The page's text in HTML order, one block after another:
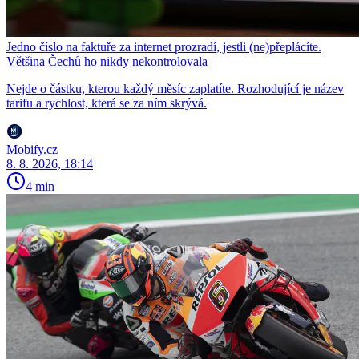
Jedno číslo na faktuře za internet prozradí, jestli (ne)přeplácíte.
Většina Čechů ho nikdy nekontrolovala
Nejde o částku, kterou každý měsíc zaplatíte. Rozhodující je název
tarifu a rychlost, která se za ním skrývá.
Mobify.cz
8. 8. 2026, 18:14
4 min